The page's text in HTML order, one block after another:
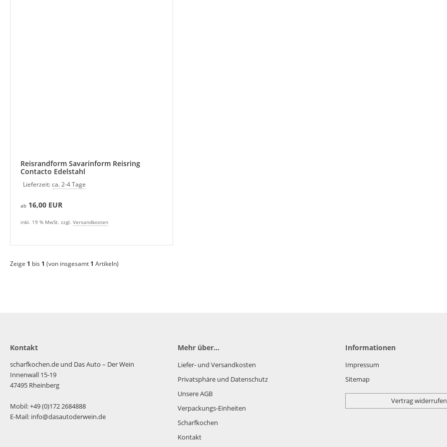
Reisrandform Savarinform Reisring
Contacto Edelstahl
Lieferzeit:ca. 2-4 Tage
ab 16,00 EUR
inkl. 19 % MwSt. zzgl. Versandkosten
Zeige 1 bis 1 (von insgesamt 1 Artikeln)
Kontakt
scharfkochen.de und Das Auto – Der Wein
Innenwall 15-19
47495 Rheinberg
Mobil: +49 (0)172 2684888
E-Mail: info@dasautoderwein.de
Mehr über...
Liefer- und Versandkosten
Privatsphäre und Datenschutz
Unsere AGB
Verpackungs-Einheiten
Scharfkochen
Kontakt
Informationen
Impressum
Sitemap
Vertrag widerrufen